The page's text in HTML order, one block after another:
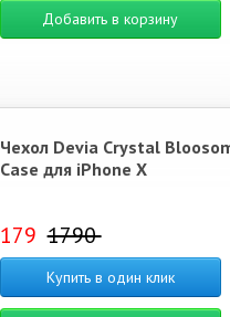
Добавить в корзину
Чехол Devia Crystal
Case для iPhone X
179 1790
Купить в один клик